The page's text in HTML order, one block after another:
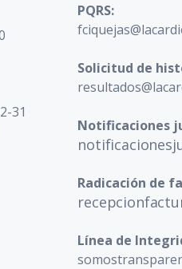
31
PQRS:
Solicitud de
Notificaciones
Radicación de
Línea de